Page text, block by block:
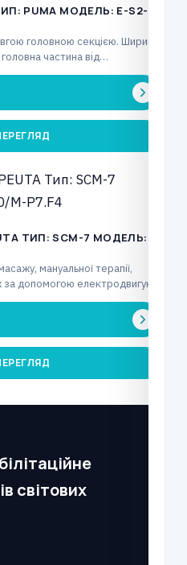
E-S2-
головною секцією. Ширина
головна частина від…
SCM-7 МОДЕЛЬ:
мануальної терапії,
за допомогою електродвигуна,
світових